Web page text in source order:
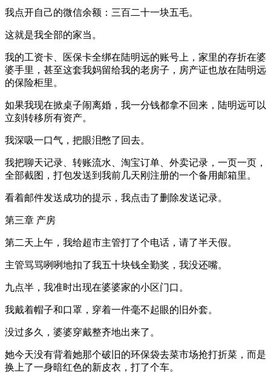
我点开自己的微信余额：三百二十一块五毛。
这就是我全部的家当。
我的工资卡、医保卡全绑在陆明远的账号上，家里的存折在婆
婆手里，甚至这套我妈留给我的老房子，房产证也放在陆明远
的保险柜里。
如果我现在掀桌子闹离婚，我一分钱都拿不回来，陆明远可以
立刻转移所有资产。
我深吸一口气，把眼泪憋了回去。
我把聊天记录、转账流水、淘宝订单、外卖记录，一页一页，
全部截图，打包发送到我前几天刚注册的一个备用邮箱里。
看着邮件发送成功的提示，我点击了删除发送记录。
第三章 产房
第二天上午，我给超市主管打了个电话，请了半天假。
主管骂骂咧咧地扣了我五十块钱全勤奖，我没还嘴。
九点半，我准时出现在婆婆家的小区门口。
我戴着帽子和口罩，穿着一件毫不起眼的旧外套。
没过多久，婆婆穿戴整齐地出来了。
她今天没有背着她那个破旧的环保袋去菜市场抢打折菜，而是
换上了一身暗红色的新皮衣，打了个车。